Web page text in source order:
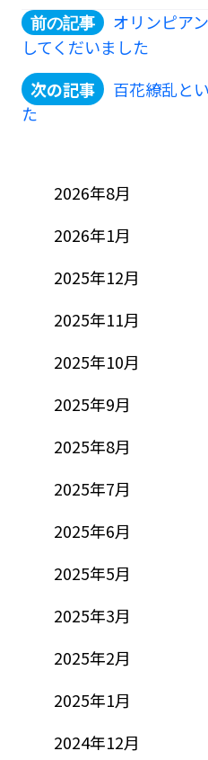
オリンピア
してくだいました
百花繚乱と
た
2026年8月
2026年1月
2025年12月
2025年11月
2025年10月
2025年9月
2025年8月
2025年7月
2025年6月
2025年5月
2025年3月
2025年2月
2025年1月
2024年12月